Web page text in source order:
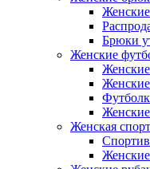
Брюки
Женские
Женская